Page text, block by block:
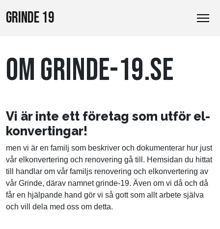
GRINDE 19
OM GRINDE-19.SE
Vi är inte ett företag som utför el-
konvertingar!
men vi är en familj som beskriver och dokumenterar hur just
vår elkonvertering och renovering gå till. Hemsidan du hittat
till handlar om vår familjs renovering och elkonvertering av
vår Grinde, därav namnet grinde-19. Även om vi då och då
får en hjälpande hand gör vi så gott som allt arbete själva
och vill dela med oss om detta.